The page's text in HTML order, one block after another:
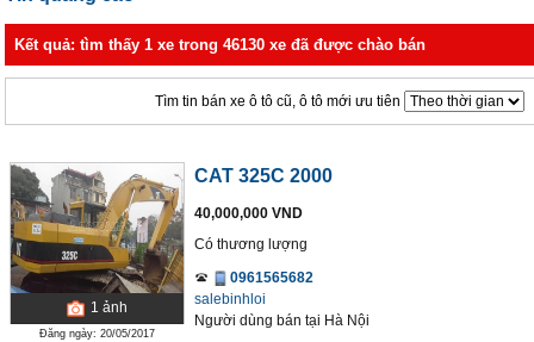
Kết quả: tìm thấy 1 xe trong 46130 xe đã được chào bán
Tìm tin bán xe ô tô cũ, ô tô mới ưu tiên
1 ảnh
Đăng ngày: 20/05/2017
CAT 325C 2000
40,000,000 VND
Có thương lượng
0961565682
salebinhloi
Người dùng bán tại Hà Nội